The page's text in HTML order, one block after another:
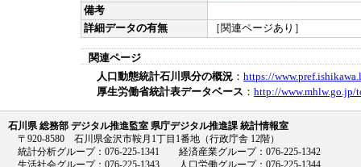
備考
詳細データの有無
［関連ページあり］
関連ページ
人口動態統計石川県分の概況 ： https://
厚生労働省統計表データベース ： http://
石川県 総務部 デジタル推進監室 県庁デジタル推進課 統計情報室
〒920-8580 石川県金沢市鞍月1丁目1番地（行政庁舎 12階）
統計分析グループ：076-225-1341 経済産業グループ：076-225-1342
生活社会グループ：076-225-1343 人口労働グループ：076-225-1344